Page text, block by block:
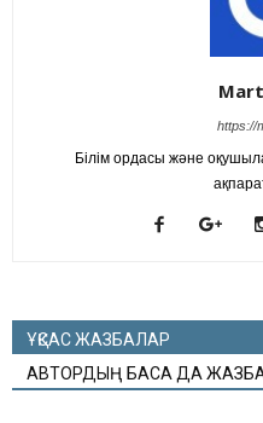
https://
Білім ордасы және
ҰҚСАС ЖАЗБАЛАР
АВТОРДЫҢ БАСҚА ДА